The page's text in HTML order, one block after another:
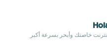
خاصتك وأبحر بسرعة أكبر